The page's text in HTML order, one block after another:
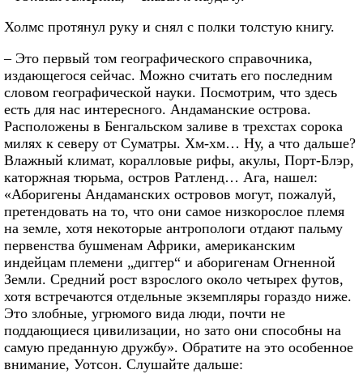
Холмс протянул руку и снял с полки толстую книгу.
– Это первый том географического справочника,
издающегося сейчас. Можно считать его последним
словом географической науки. Посмотрим, что здесь
есть для нас интересного. Андаманские острова.
Расположены в Бенгальском заливе в трехстах сорока
милях к северу от Суматры. Хм-хм… Ну, а что дальше?
Влажный климат, коралловые рифы, акулы, Порт-Блэр,
каторжная тюрьма, остров Ратленд… Ага, нашел:
«Аборигены Андаманских островов могут, пожалуй,
претендовать на то, что они самое низкорослое племя
на земле, хотя некоторые антропологи отдают пальму
первенства бушменам Африки, американским
индейцам племени „диггер“ и аборигенам Огненной
Земли. Средний рост взрослого около четырех футов,
хотя встречаются отдельные экземпляры гораздо ниже.
Это злобные, угрюмого вида люди, почти не
поддающиеся цивилизации, но зато они способны на
самую преданную дружбу». Обратите на это особенное
внимание, Уотсон. Слушайте дальше: